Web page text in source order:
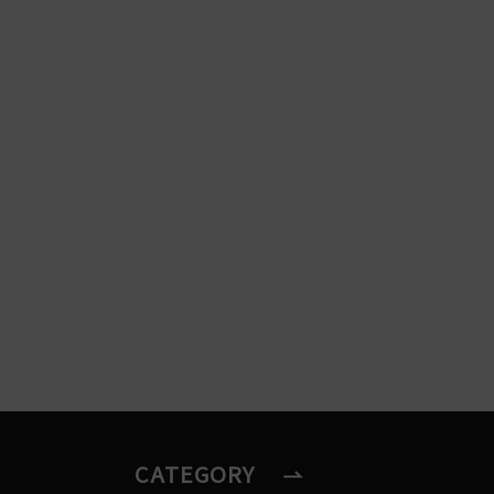
CATEGORY